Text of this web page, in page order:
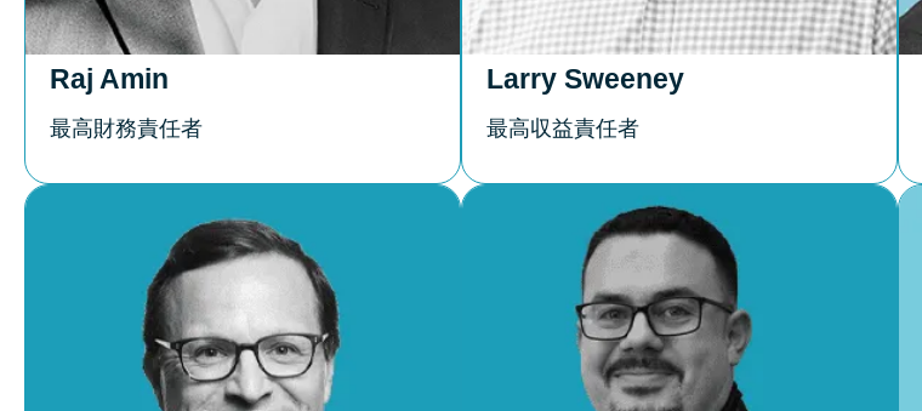
Raj Amin
最高財務責任者
Larry Sweeney
最高収益責任者